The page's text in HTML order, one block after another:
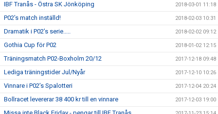
IBF Tranås - Östra SK Jönköping 2018-03-01 11:18
P02’s match inställd! 2018-02-03 10:31
Dramatik i P02’s serie..... 2018-02-02 09:12
Gothia Cup för P02 2018-01-02 12:15
Träningsmatch P02-Boxholm 20/12 2017-12-18 09:48
Lediga träningstider Jul/Nyår 2017-12-10 10:26
Vinnare i P02’s Spalotteri 2017-12-04 20:24
Bollracet levererar 38 400 kr till en vinnare 2017-12-03 19:00